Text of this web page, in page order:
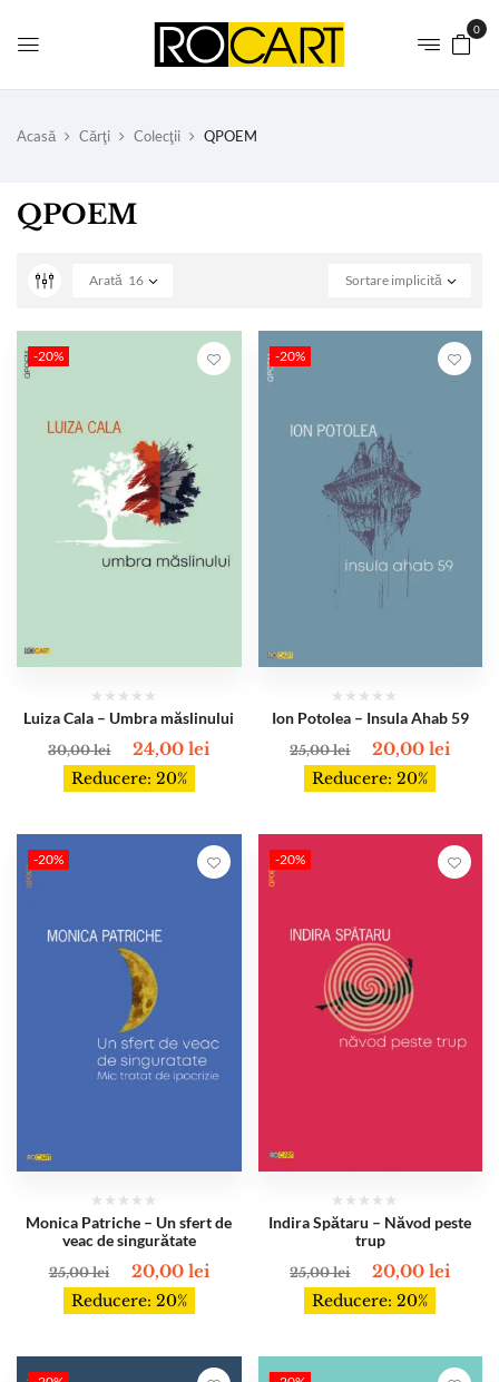
0
Acasă Cărţi Colecţii QPOEM
QPOEM
Sortare implicită
Arată 16
-20%
Luiza Cala – Umbra măslinului
30,00lei 24,00lei
Reducere: 20%
-20%
Ion Potolea – Insula Ahab 59
25,00lei 20,00lei
Reducere: 20%
-20%
Monica Patriche – Un sfert de
veac de singurătate
25,00lei 20,00 lei
Reducere: 20%
-20%
Indira Spătaru – Năvod peste
trup
25,00lei 20,00lei
Reducere: 20%